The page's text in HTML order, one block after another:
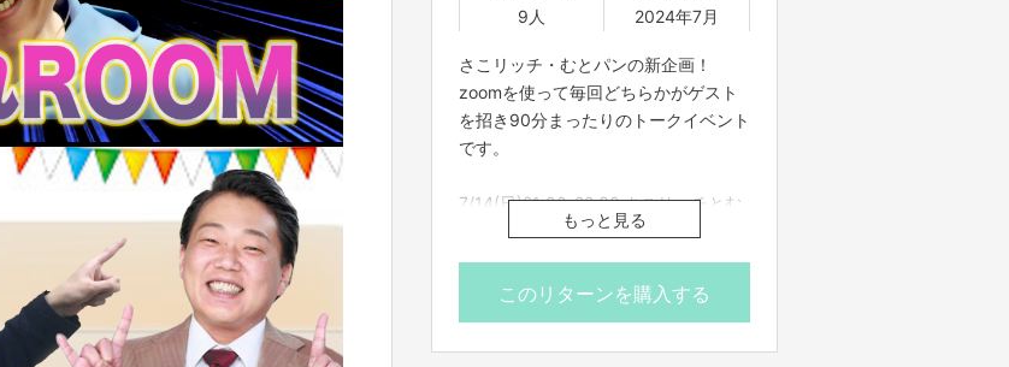
9人
2024年7月
さこリッチ・むとパンの新企画！
zoomを使って毎回どちらかがゲスト
を招き90分まったりのトークイベント
です。
7/14(日)21:00-22:30 さこリッチとむ
とパンの「ようこそ！」
ゲストはダイヤモンド小野竜輔です！
もっと見る
このリターンを購入する